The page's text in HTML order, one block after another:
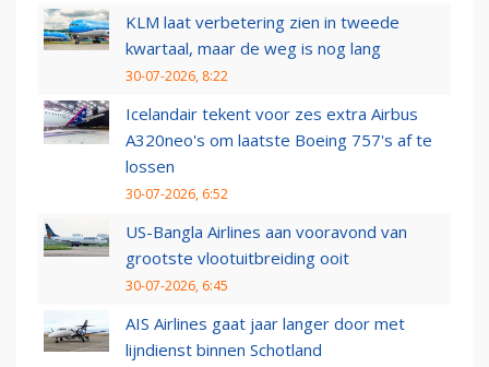
KLM laat verbetering zien in tweede
kwartaal, maar de weg is nog lang
30-07-2026, 8:22
Icelandair tekent voor zes extra Airbus
A320neo's om laatste Boeing 757's af te
lossen
30-07-2026, 6:52
US-Bangla Airlines aan vooravond van
grootste vlootuitbreiding ooit
30-07-2026, 6:45
AIS Airlines gaat jaar langer door met
lijndienst binnen Schotland